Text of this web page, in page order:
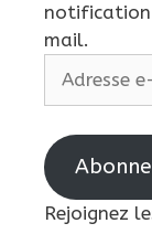
notification
mail.
Rejoignez